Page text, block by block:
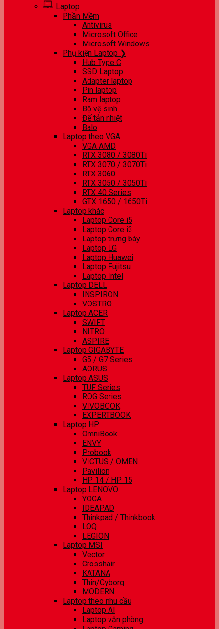
Laptop
Phần Mềm
Antivirus
Microsoft Office
Microsoft Windows
Phụ kiện Laptop ❯
Hub Type C
SSD Laptop
Adapter laptop
Pin laptop
Ram laptop
Bộ vệ sinh
Đế tản nhiệt
Balo
Laptop theo VGA
VGA AMD
RTX 3080 / 3080Ti
RTX 3070 / 3070Ti
RTX 3060
RTX 3050 / 3050Ti
RTX 40 Series
GTX 1650 / 1650Ti
Laptop khác
Laptop Core i5
Laptop Core i3
Laptop trưng bày
Laptop LG
Laptop Huawei
Laptop Fujitsu
Laptop Intel
Laptop DELL
INSPIRON
VOSTRO
Laptop ACER
SWIFT
NITRO
ASPIRE
Laptop GIGABYTE
G5 / G7 Series
AORUS
Laptop ASUS
TUF Series
ROG Series
VIVOBOOK
EXPERTBOOK
Laptop HP
OmniBook
ENVY
Probook
VICTUS / OMEN
Pavilion
HP 14 / HP 15
Laptop LENOVO
YOGA
IDEAPAD
Thinkpad / Thinkbook
LOQ
LEGION
Laptop MSI
Vector
Crosshair
KATANA
Thin/Cyborg
MODERN
Laptop theo nhu cầu
Laptop AI
Laptop văn phòng